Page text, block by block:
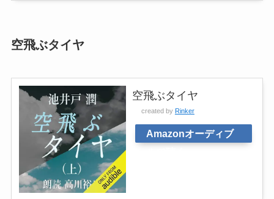
空飛ぶタイヤ
空飛ぶタイヤ
created by Rinker
Amazonオーディブ